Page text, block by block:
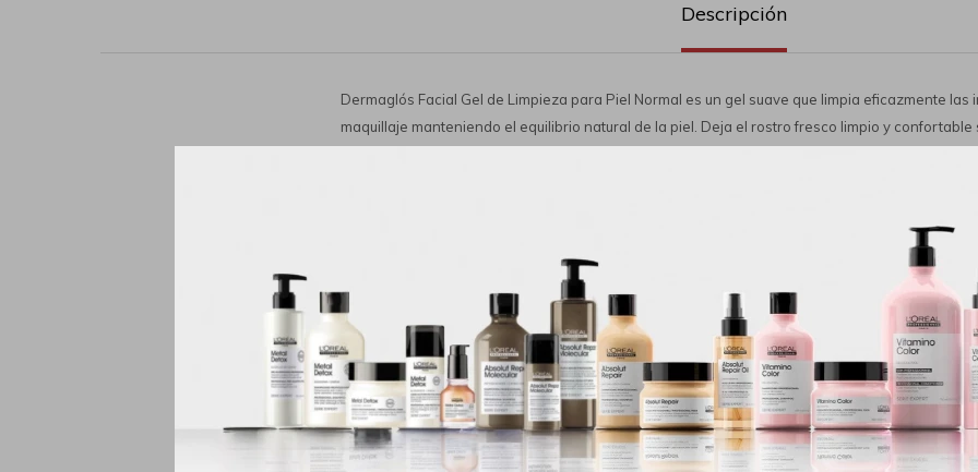
Descripción
Dermaglós Facial Gel de Limpieza para Piel Normal es un gel suave que limpia eficazmente las
maquillaje manteniendo el equilibrio natural de la piel. Deja el rostro fresco limpio y confortable
Elimina impurezas y maquillaje.
Mantiene la hidratación natural.
Deja la piel fresca y confortable.
Características:
Contenido: 150 g.
Textura gel.